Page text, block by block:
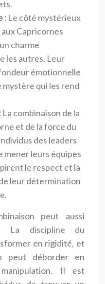
: Le côté mystérieux
Capricornes
charme
les autres. Leur
émotionnelle
qui les rend
La combinaison de la
et de la force du
des leaders
mener leurs équipes
le respect et la
leur détermination
peut aussi
La discipline du
en rigidité, et
peut déborder en
Il est